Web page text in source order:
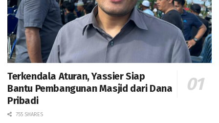
Terkendala Aturan, Yassier Siap
Bantu Pembangunan Masjid dari Dana
Pribadi
755 SHARES